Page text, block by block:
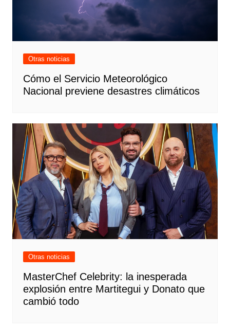
Otras noticias
Cómo el Servicio Meteorológico
Nacional previene desastres climáticos
Otras noticias
MasterChef Celebrity: la inesperada
explosión entre Martitegui y Donato que
cambió todo